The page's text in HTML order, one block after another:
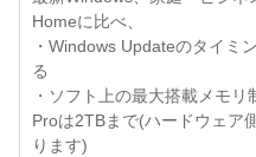
Homeに比べ、
・Windows Updateのタイミ
る
・ソフト上の最大搭載メモリ
Proは2TBまで(ハードウェア
ります)